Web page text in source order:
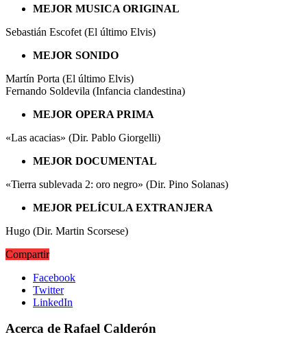
MEJOR MUSICA ORIGINAL
Sebastián Escofet (El último Elvis)
MEJOR SONIDO
Martín Porta (El último Elvis)
Fernando Soldevila (Infancia clandestina)
MEJOR OPERA PRIMA
«Las acacias» (Dir. Pablo Giorgelli)
MEJOR DOCUMENTAL
«Tierra sublevada 2: oro negro» (Dir. Pino Solanas)
MEJOR PELÍCULA EXTRANJERA
Hugo (Dir. Martin Scorsese)
Compartir
Facebook
Twitter
LinkedIn
Acerca de Rafael Calderón